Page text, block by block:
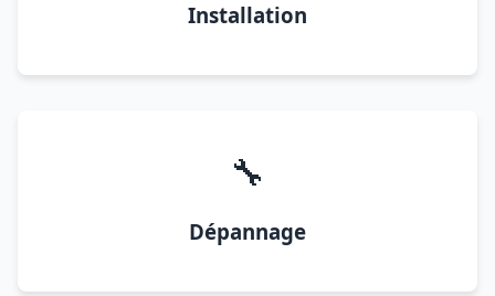
Installation
🔧
Dépannage